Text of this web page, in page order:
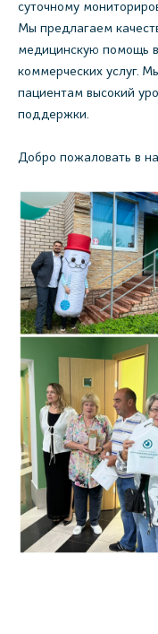
суточному
Мы предлагаем
медицинскую помощь
коммерческих услуг.
пациентам высокий
поддержки.
Добро пожаловать в